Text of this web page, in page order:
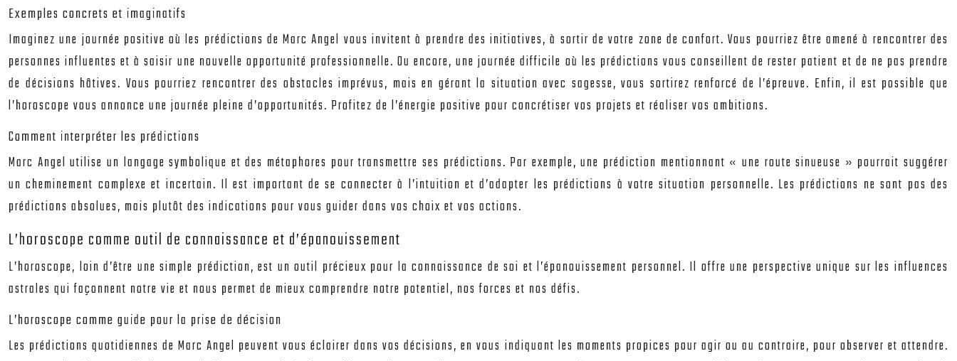
Exemples concrets et imaginatifs
Imaginez une journée positive où les prédictions de Marc Angel vous invitent à prendre des initiatives, à sortir de votre zone de confort. Vous pourriez être amené à rencontrer des
personnes influentes et à saisir une nouvelle opportunité professionnelle. Ou encore, une journée difficile où les prédictions vous conseillent de rester patient et de ne pas prendre
de décisions hâtives. Vous pourriez rencontrer des obstacles imprévus, mais en gérant la situation avec sagesse, vous sortirez renforcé de l’épreuve. Enfin, il est possible que
l’horoscope vous annonce une journée pleine d’opportunités. Profitez de l’énergie positive pour concrétiser vos projets et réaliser vos ambitions.
Comment interpréter les prédictions
Marc Angel utilise un langage symbolique et des métaphores pour transmettre ses prédictions. Par exemple, une prédiction mentionnant « une route sinueuse » pourrait suggérer
un cheminement complexe et incertain. Il est important de se connecter à l’intuition et d’adapter les prédictions à votre situation personnelle. Les prédictions ne sont pas des
prédictions absolues, mais plutôt des indications pour vous guider dans vos choix et vos actions.
L’horoscope comme outil de connaissance et d’épanouissement
L’horoscope, loin d’être une simple prédiction, est un outil précieux pour la connaissance de soi et l’épanouissement personnel. Il offre une perspective unique sur les influences
astrales qui façonnent notre vie et nous permet de mieux comprendre notre potentiel, nos forces et nos défis.
L’horoscope comme guide pour la prise de décision
Les prédictions quotidiennes de Marc Angel peuvent vous éclairer dans vos décisions, en vous indiquant les moments propices pour agir ou au contraire, pour observer et attendre.